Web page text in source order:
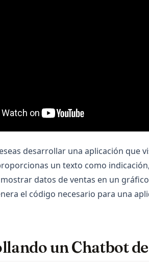
desarrollar una aplicación que
un texto como
datos de ventas en un
el código necesario para una
un Chatbot